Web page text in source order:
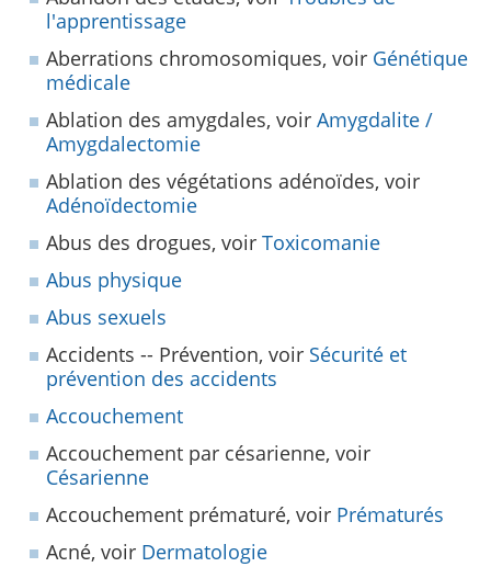
l'apprentissage
Aberrations chromosomiques, voir Génétique
médicale
Ablation des amygdales, voir Amygdalite /
Amygdalectomie
Ablation des végétations adénoïdes, voir
Adénoïdectomie
Abus des drogues, voir Toxicomanie
Abus physique
Abus sexuels
Accidents -- Prévention, voir Sécurité et
prévention des accidents
Accouchement
Accouchement par césarienne, voir
Césarienne
Accouchement prématuré, voir Prématurés
Acné, voir Dermatologie